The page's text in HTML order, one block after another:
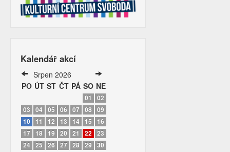
Kalendář akcí
Srpen 2026
PO ÚT ST ČT PÁ SO NE
01
02
03
04 05 06 07 08
09
10
11 12 13 14 15
16
17 18 19 20 21 22
23
24
25 26 27 28 29
30